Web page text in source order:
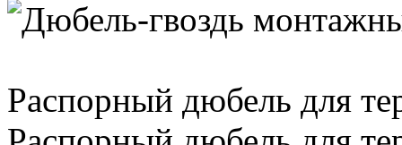
Распорный дюбель для